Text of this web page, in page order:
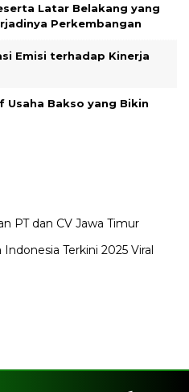
Latar Belakang yang
Perkembangan
Emisi terhadap Kinerja
Usaha Bakso yang Bikin
PT dan CV Jawa Timur
Indonesia Terkini 2025 Viral